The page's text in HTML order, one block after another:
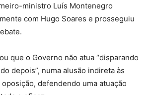
ministro Luís Montenegro
com Hugo Soares e prosseguiu
que o Governo não atua “disparando
depois”, numa alusão indireta às
defendendo uma atuação